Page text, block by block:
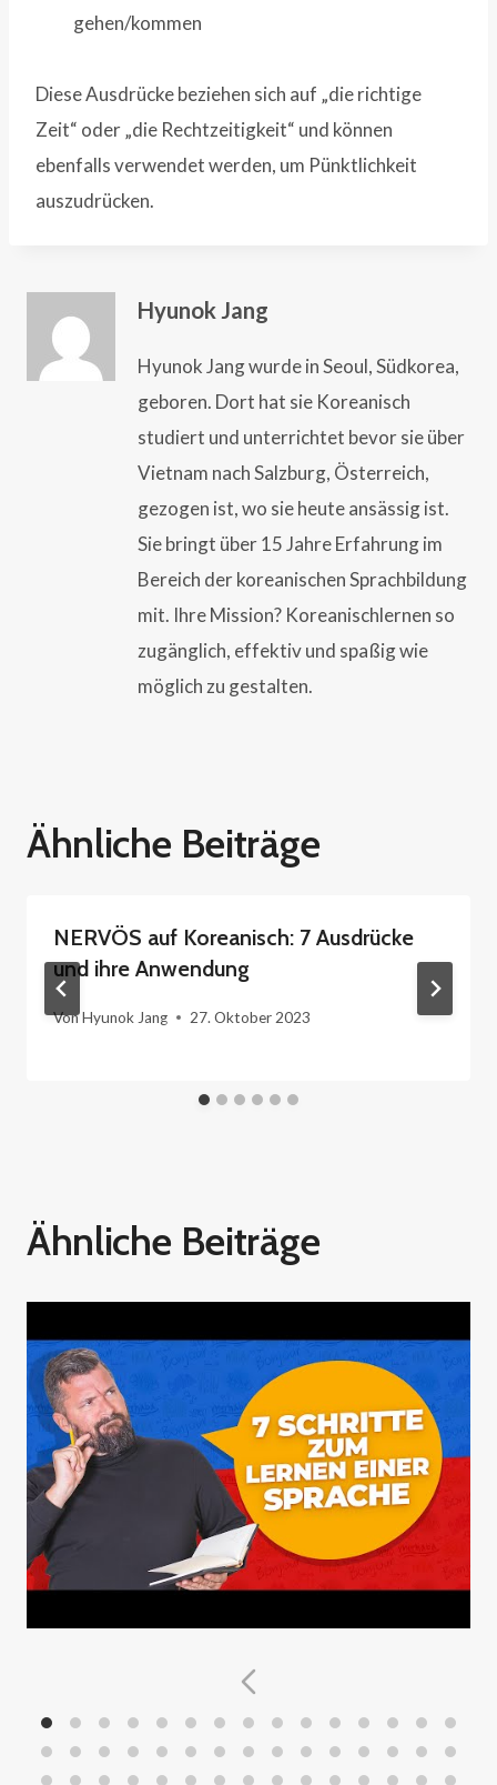
gehen/kommen
Diese Ausdrücke beziehen sich auf „die richtige
Zeit“ oder „die Rechtzeitigkeit“ und können
ebenfalls verwendet werden, um Pünktlichkeit
auszudrücken.
Hyunok Jang
Hyunok Jang wurde in Seoul, Südkorea,
geboren. Dort hat sie Koreanisch
studiert und unterrichtet bevor sie über
Vietnam nach Salzburg, Österreich,
gezogen ist, wo sie heute ansässig ist.
Sie bringt über 15 Jahre Erfahrung im
Bereich der koreanischen Sprachbildung
mit. Ihre Mission? Koreanischlernen so
zugänglich, effektiv und spaßig wie
möglich zu gestalten.
Ähnliche Beiträge
NERVÖS auf Koreanisch: 7 Ausdrücke
und ihre Anwendung
VonHyunok Jang 27. Oktober 2023
Ähnliche Beiträge
Sprachen lernen im